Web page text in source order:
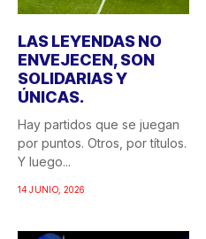
LAS LEYENDAS NO
ENVEJECEN, SON
SOLIDARIAS Y
ÚNICAS.
Hay partidos que se juegan
por puntos. Otros, por títulos.
Y luego...
14 JUNIO, 2026